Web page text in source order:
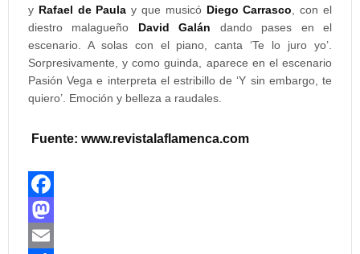
y Rafael de Paula y que musicó Diego Carrasco , con el
diestro malagueño David Galán dando pases en el
escenario. A solas con el piano, canta ‘Te lo juro yo’.
Sorpresivamente, y como guinda, aparece en el escenario
Pasión Vega e interpreta el estribillo de ‘Y sin embargo, te
quiero’. Emoción y belleza a raudales.
Fuente: www.revistalaflamenca.com
F
aM